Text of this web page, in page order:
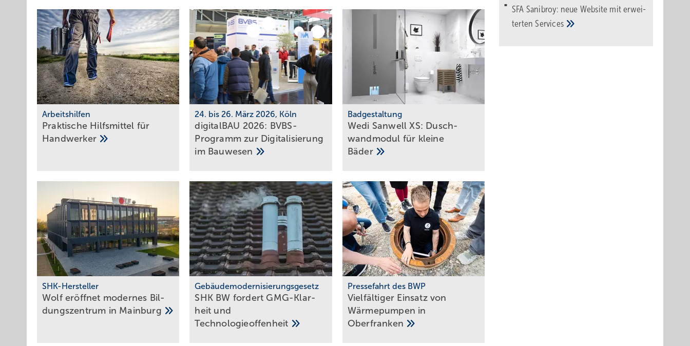
Arbeitshilfen
Praktische Hilfs­mittel für
Hand­werker
24. bis 26. März 2026, Köln
digitalBAU 2026: BVBS-
Programm zur Digi­ta­li­sie­rung
im Bau­wesen
Badgestaltung
Wedi Sanwell XS: Dusch­
wand­mo­dul für klei­ne
Bä­der
SHK-Hersteller
Wolf eröff­net modernes Bil­
dungs­zent­rum in Main­burg
Gebäudemodernisierungsgesetz
SHK BW fordert GMG-Klar­
heit und
Tech­no­lo­gie­of­fen­heit
Pressefahrt des BWP
Vielfältiger Einsatz von
Wärmepumpen in
Oberfranken
SFA Sanibroy: neue Web­site mit erwei­
tertenServices